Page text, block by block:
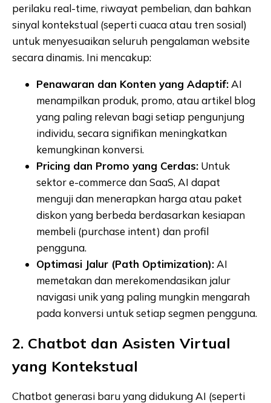
perilaku real-time, riwayat pembelian, dan bahkan
sinyal kontekstual (seperti cuaca atau tren sosial)
untuk menyesuaikan seluruh pengalaman website
secara dinamis. Ini mencakup:
Penawaran dan Konten yang Adaptif: AI
menampilkan produk, promo, atau artikel blog
yang paling relevan bagi setiap pengunjung
individu, secara signifikan meningkatkan
kemungkinan konversi.
Pricing dan Promo yang Cerdas: Untuk
sektor e-commerce dan SaaS, AI dapat
menguji dan menerapkan harga atau paket
diskon yang berbeda berdasarkan kesiapan
membeli (purchase intent) dan profil
pengguna.
Optimasi Jalur (Path Optimization): AI
memetakan dan merekomendasikan jalur
navigasi unik yang paling mungkin mengarah
pada konversi untuk setiap segmen pengguna.
2. Chatbot dan Asisten Virtual
yang Kontekstual
Chatbot generasi baru yang didukung AI (seperti